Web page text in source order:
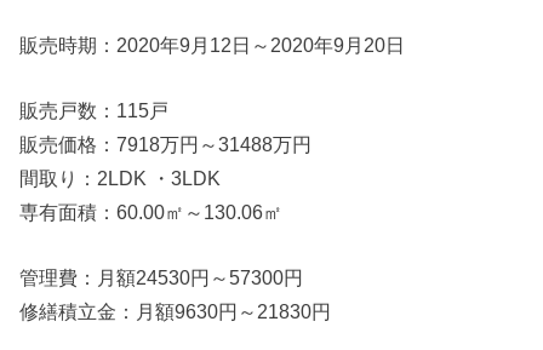
販売時期：2020年9月12日～2020年9月20日
販売戸数：115戸
販売価格：7918万円～31488万円
間取り：2LDK ・3LDK
専有面積：60.00㎡～130.06㎡
管理費：月額24530円～57300円
修繕積立金：月額9630円～21830円